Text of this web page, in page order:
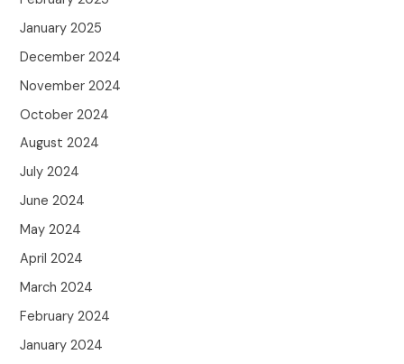
January 2025
December 2024
November 2024
October 2024
August 2024
July 2024
June 2024
May 2024
April 2024
March 2024
February 2024
January 2024